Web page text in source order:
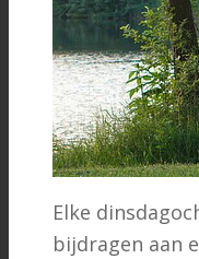
Elke
bijdragen aan